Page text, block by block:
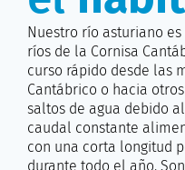
Nuestro río asturiano
ríos de la Cornisa
curso rápido desde las
Cantábrico o hacia
saltos de agua debido
caudal constante
con una corta longitud
durante todo el año.